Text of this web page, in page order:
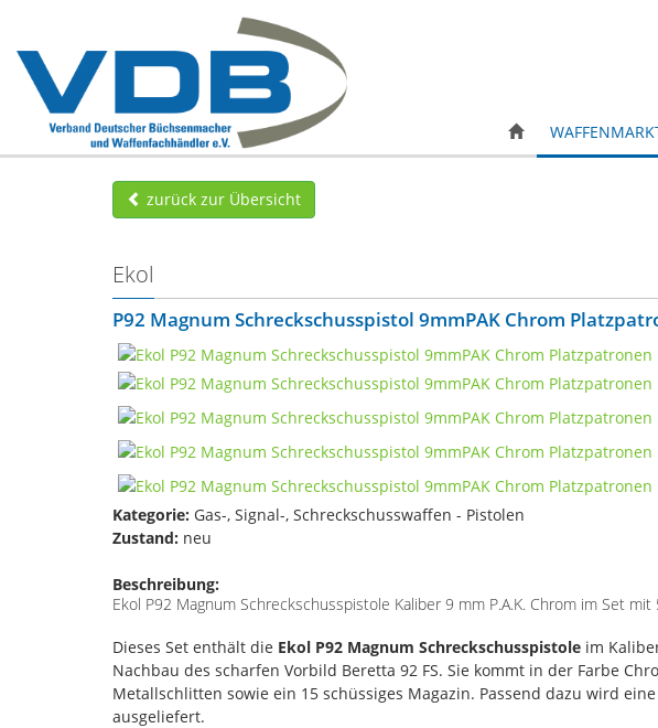
zurück zur Übersicht
Ekol
P92 Magnum Schreckschusspistol 9mmPAK Chrom
Kategorie: Gas-, Signal-, Schreckschusswaffen - Pistolen
Zustand: neu
Beschreibung:
Ekol P92 Magnum Schreckschusspistole Kaliber 9 mm P.A.K. Chrom im Set
Dieses Set enthält die Ekol P92 Magnum Schreckschusspistole im
Nachbau des scharfen Vorbild Beretta 92 FS. Sie kommt in der Farbe
Metallschlitten sowie ein 15 schüssiges Magazin. Passend dazu wird
ausgeliefert.